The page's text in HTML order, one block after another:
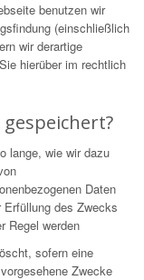
benutzen wir
(einschließlich
wir derartige
hierüber im rechtlich
lange, wie wir dazu
Daten
des Zwecks
Regel werden
sofern eine
Zwecke